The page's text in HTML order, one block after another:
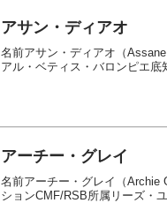
アサン・ディアオ
名前アサン・ディアオ（
アル・ベティス・バロンピエ底
アーチー・グレイ
名前アーチー・グレイ（Archie
ションCMF/RSB所属リーズ・